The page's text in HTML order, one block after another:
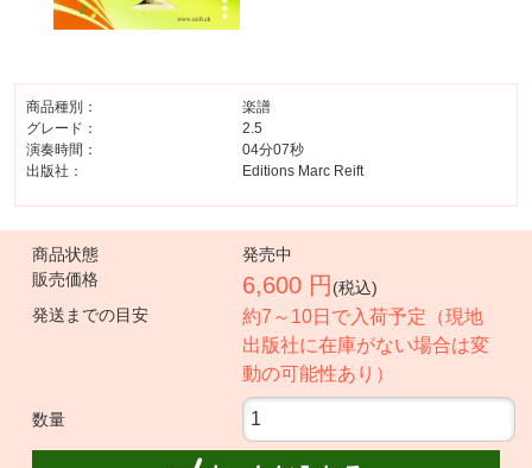
商品種別：
楽譜
グレード：
2.5
演奏時間：
04分07秒
出版社：
Editions Marc Reift
商品状態
発売中
販売価格
6,600 円 (税込)
発送までの目安
約7～10日で入荷予定（現地
出版社に在庫がない場合は変
動の可能性あり）
数量